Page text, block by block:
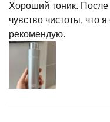
Хороший тоник. После
чувство чистоты, что
рекомендую.